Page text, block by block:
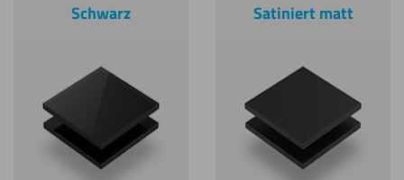
Schwarz Satiniert matt